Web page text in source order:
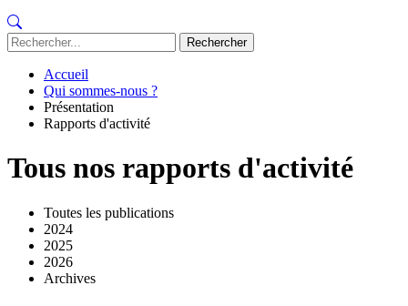
Recherche
:
Accueil
Qui sommes-nous ?
Présentation
Rapports d'activité
Tous nos rapports d'activité
Toutes les publications
2024
2025
2026
Archives